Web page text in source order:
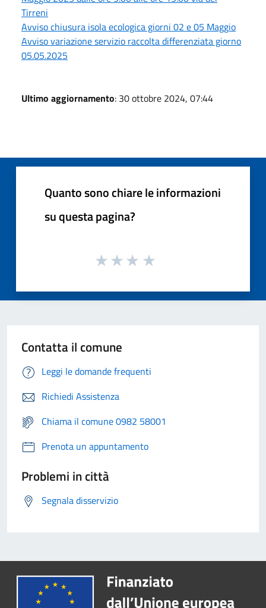
Tirreni
Avviso chiusura isola ecologica giorni 02 e 05 Maggio
Avviso variazione servizio raccolta differenziata giorno
05.05.2025
Ultimo aggiornamento: 30 ottobre 2024, 07:44
Quanto sono chiare le informazioni
su questa pagina?
Contatta il comune
Leggi le domande frequenti
Richiedi Assistenza
Chiama il comune 0982 58001
Prenota un appuntamento
Problemi in città
Segnala disservizio